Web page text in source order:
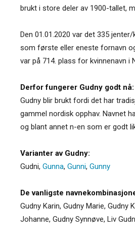
brukt i store deler av 1900-tallet,
Den 01.01.2020 var det 335
som første eller eneste fornavn
var på 714. plass for kvinnenavn i
Derfor fungerer Gudny godt nå:
Gudny blir brukt fordi det har
gammel nordisk opphav. Navnet
og blant annet n-en som er godt
Varianter av Gudny:
Gudni, Gunna, Gunni, Gunny
De vanligste
Gudny Karin, Gudny Marie, Gudny
Johanne, Gudny Synnøve, Liv